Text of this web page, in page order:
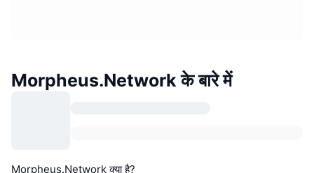
Morpheus.Network के बारे में
Morpheus.Network क्या है?